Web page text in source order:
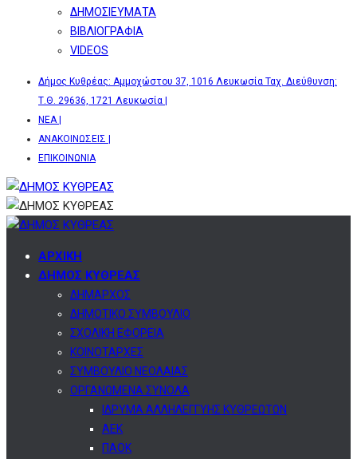
ΔΗΜΟΣΙΕΥΜΑΤΑ
ΒΙΒΛΙΟΓΡΑΦΙΑ
VIDEOS
Δήμος Κυθρέας: Αμμοχώστου 37, 1016 Λευκωσία Ταχ. Διεύθυνση:
Τ.Θ. 29636, 1721 Λευκωσία |
ΝΕΑ |
ΑΝΑΚΟΙΝΩΣΕΙΣ |
ΕΠΙΚΟΙΝΩΝΙΑ
ΑΡΧΙΚΗ
ΔΗΜΟΣ ΚΥΘΡΕΑΣ
ΔΗΜΑΡΧΟΣ
ΔΗΜΟΤΙΚΟ ΣΥΜΒΟΥΛΙΟ
ΣΧΟΛΙΚΗ ΕΦΟΡΕΙΑ
ΚΟΙΝΟΤΑΡΧΕΣ
ΣΥΜΒΟΥΛΙΟ ΝΕΟΛΑΙΑΣ
ΟΡΓΑΝΩΜΕΝΑ ΣΥΝΟΛΑ
ΙΔΡΥΜΑ ΑΛΛΗΛΕΓΓΥΗΣ ΚΥΘΡΕΩΤΩΝ
ΑΕΚ
ΠΑΟΚ